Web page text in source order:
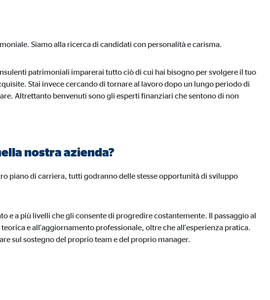
Siamo alla ricerca di candidati con personalità e carisma.
patrimoniali imparerai tutto ciò di cui hai bisogno per svolgere il tuo
Stai invece cercando di tornare al lavoro dopo un lungo periodo di
Altrettanto benvenuti sono gli esperti finanziari che sentono di non
nostra azienda?
piano di carriera, tutti godranno delle stesse opportunità di sviluppo
e a più livelli che gli consente di progredire costantemente. Il passaggio al
e all'aggiornamento professionale, oltre che all'esperienza pratica.
sul sostegno del proprio team e del proprio manager.
i nostri utenti utilizzano il sito web.
navigazione. A tal fine, i dati